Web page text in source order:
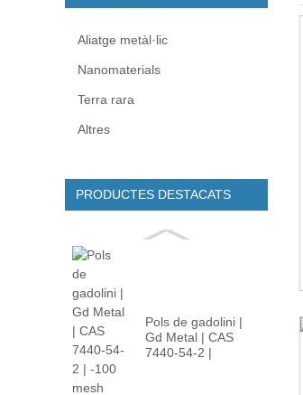
Aliatge metàl·lic
Nanomaterials
Terra rara
Altres
PRODUCTES DESTACATS
Pols de gadolini |
Gd Metal | CAS
7440-54-2 |